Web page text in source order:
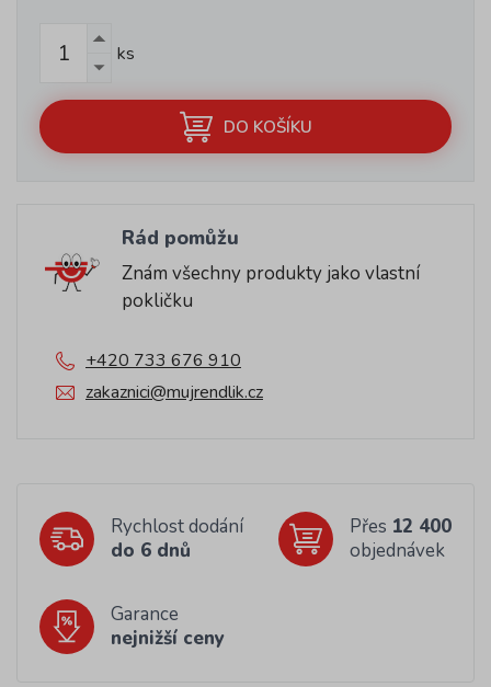
ks
DO KOŠÍKU
Rád pomůžu
Znám všechny produkty jako vlastní
pokličku
+420 733 676 910
zakaznici@mujrendlik.cz
Rychlost dodání
do 6 dnů
Přes 12 400
objednávek
Garance
nejnižší ceny